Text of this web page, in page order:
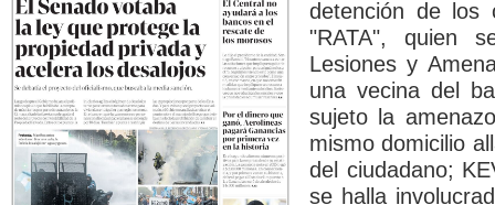
detención de los
"RATA", quien
Lesiones y
una vecina del
sujeto la
mismo domicilio
del ciudadano;
se halla